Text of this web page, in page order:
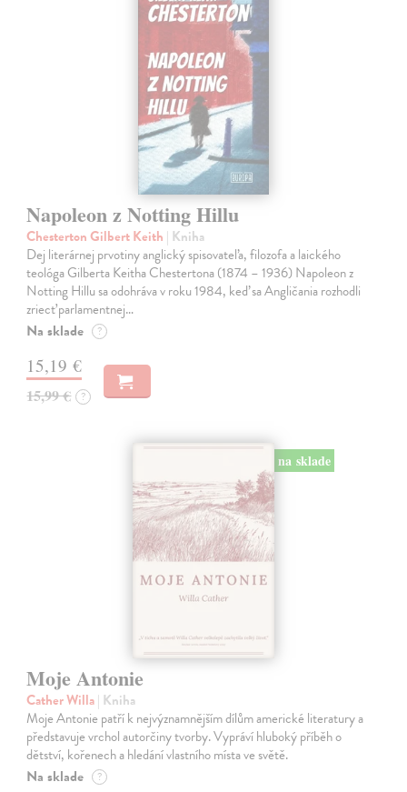
Napoleon z Notting Hillu
Chesterton Gilbert Keith | Kniha
Dej literárnej prvotiny anglický spisovateľa, filozofa a laického
teológa Gilberta Keitha Chestertona (1874 – 1936) Napoleon z
Notting Hillu sa odohráva v roku 1984, keď sa Angličania rozhodli
zriecť parlamentnej…
Na sklade ?
15,19 €
15,99 € ?
na sklade
Moje Antonie
Cather Willa| Kniha
Moje Antonie patří k nejvýznamnějším dílům americké literatury a
představuje vrchol autorčiny tvorby. Vypráví hluboký příběh o
dětství, kořenech a hledání vlastního místa ve světě.
Na sklade ?